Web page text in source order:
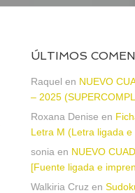
ÚLTIMOS
Raquel en NUEVO
– 2025
Roxana Denise en
Letra M (Letra ligada e
sonia en NUEVO
[Fuente ligada e
Walkiria Cruz en